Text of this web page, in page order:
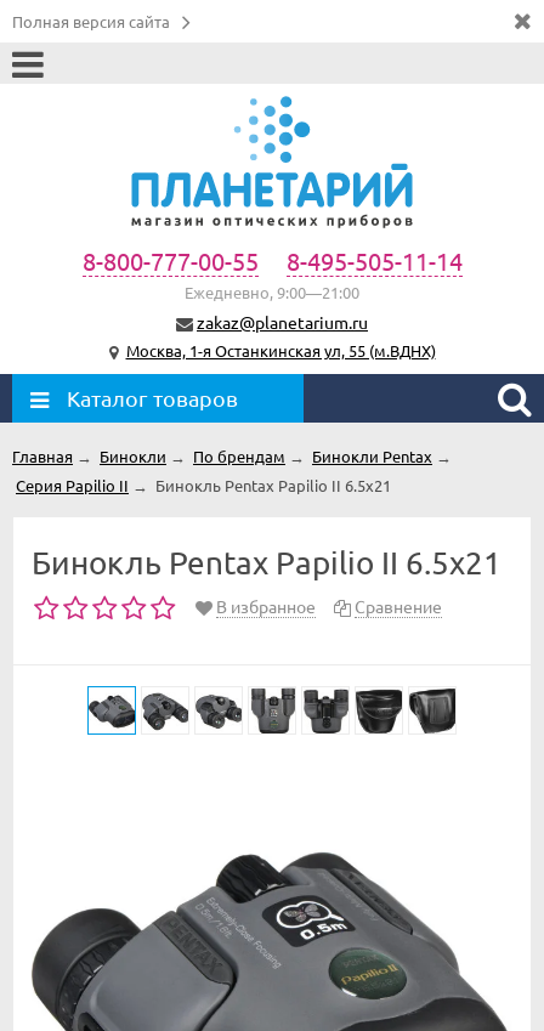
Полная версия сайта
8-800-777-00-55 8-495-505-11-14
Ежедневно, 9:00—21:00
zakaz@planetarium.ru
Москва, 1-я Останкинская ул, 55 (м.ВДНХ)
Каталог товаров
Главная → Бинокли → По брендам → Бинокли Pentax →
Серия Papilio II → Бинокль Pentax Papilio II 6.5x21
Бинокль Pentax Papilio II 6.5x21
В избранное Сравнение